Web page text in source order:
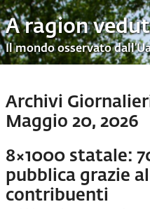
A ragion
Il mondo osservato
Archivi
Maggio 20, 2026
8×1000 statale:
pubblica grazie
contribuenti